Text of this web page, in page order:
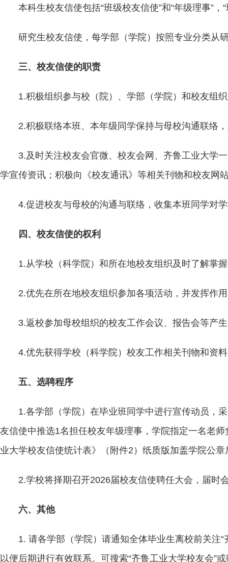
本科生校友信使包括“班级校友信使”和“年级理事”
研究生校友信使，每学部（学院）按照专业分类从
三、校友信使的职责
1.积极组织参与校（院）、学部（学院）和校友组
2.积极联络本班、本年级同学保持与母校沟通联络
3.及时关注校友会官微、校友会网、齐鲁工业大学
学宣传资讯；积极向《校友通讯》等相关刊物和校友网
4.促进校友与母校的沟通与联络，收集本班同学对
四、校友信使的权利
1.从学校（科学院）和所在地校友组织及时了解掌
2.优先在所在地校友组织参加各项活动，并发挥作
3.返校参加母校组织的校友工作会议、报告会等产
4.优先获得学校（科学院）校友工作相关刊物和资
五、选聘程序
1.各学部（学院）在毕业班同学中进行宣传动员，
友信使中推选1名担任校友年级理事，学院指定一名老
业大学校友信使统计表》（附件2）纸质版加盖学院公
2.学校将择期召开2026届校友信使聘任大会，届时
六、其他
1. 请各学部（学院）请通知全体毕业生离校前关注
以便后期进行有效联系。可搜索“齐鲁工业大学校友会”